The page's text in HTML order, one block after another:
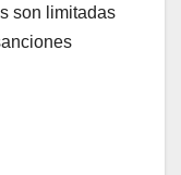
son limitadas